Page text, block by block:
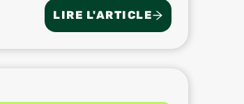
LIRE L'ARTICLE